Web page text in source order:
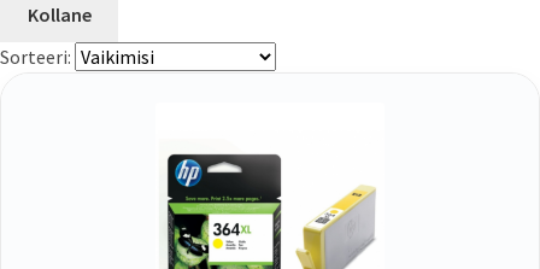
Kollane
Sorteeri: